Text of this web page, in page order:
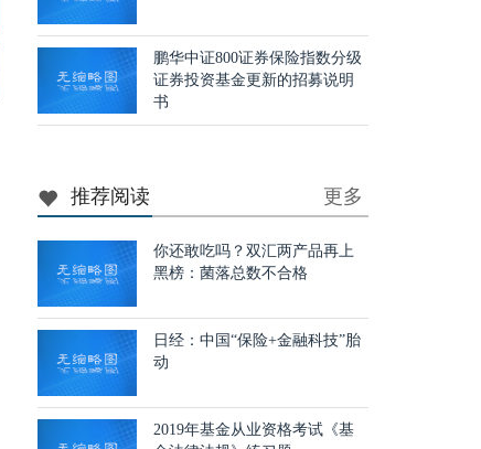
鹏华中证800证券保险指数分级
证券投资基金更新的招募说明
书
推荐阅读 更多
你还敢吃吗？双汇两产品再上
黑榜：菌落总数不合格
日经：中国“保险+金融科技”胎
动
2019年基金从业资格考试《基